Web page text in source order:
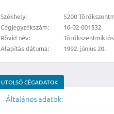
Székhely:
5200
Cégjegyzékszám:
16-02-001532
Rövid név:
Alapítás dátuma:
1992. június 20.
UTOLSÓ CÉGADATOK
Általános adatok: